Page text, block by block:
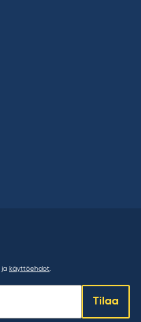
ja käyttöehdot.
Tilaa